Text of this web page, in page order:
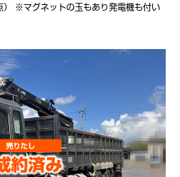
※マグネットの玉もあり発電機も付い